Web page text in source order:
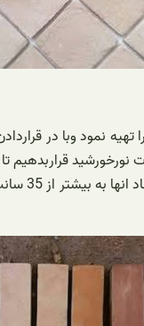
نمود وبا در
قراربدهیم تا